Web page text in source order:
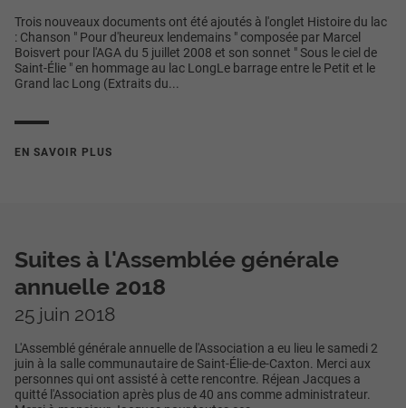
Trois nouveaux documents ont été ajoutés à l'onglet Histoire du lac
: Chanson " Pour d'heureux lendemains " composée par Marcel
Boisvert pour l'AGA du 5 juillet 2008 et son sonnet " Sous le ciel de
Saint-Élie " en hommage au lac LongLe barrage entre le Petit et le
Grand lac Long (Extraits du...
EN SAVOIR PLUS
Suites à l'Assemblée générale
annuelle 2018
25 juin 2018
L'Assemblé générale annuelle de l'Association a eu lieu le samedi 2
juin à la salle communautaire de Saint-Élie-de-Caxton. Merci aux
personnes qui ont assisté à cette rencontre. Réjean Jacques a
quitté l'Association après plus de 40 ans comme administrateur.